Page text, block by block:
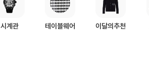
시계관 테이블웨어 이달의추천